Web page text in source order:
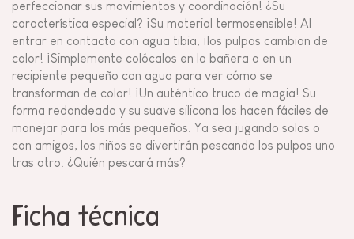
perfeccionar sus movimientos y coordinación! ¿Su
característica especial? ¡Su material termosensible! Al
entrar en contacto con agua tibia, ¡los pulpos cambian de
color! ¡Simplemente colócalos en la bañera o en un
recipiente pequeño con agua para ver cómo se
transforman de color! ¡Un auténtico truco de magia! Su
forma redondeada y su suave silicona los hacen fáciles de
manejar para los más pequeños. Ya sea jugando solos o
con amigos, los niños se divertirán pescando los pulpos uno
tras otro. ¿Quién pescará más?
Ficha técnica